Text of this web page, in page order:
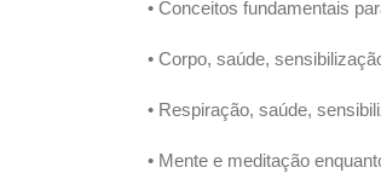
• Conceitos fundamentais
• Corpo, saúde,
• Respiração, saúde,
• Mente e meditação